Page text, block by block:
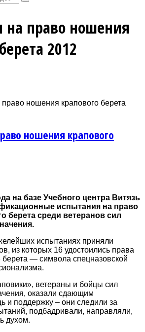
на право ношения
2012
ношения крапового берета
ношения крапового
на базе Учебного центра Витязь
испытания на право
берета среди ветеранов сил
испытаниях приняли
из которых 16 удостоились права
— символа спецназовской
ветераны и бойцы сил
оказали сдающим
и поддержку – они следили за
подбадривали, направляли,
духом.